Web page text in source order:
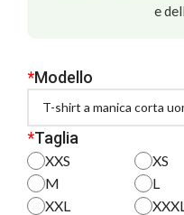
e
*Modello
*Taglia
XXS XS
M
L
XXL
XXXL